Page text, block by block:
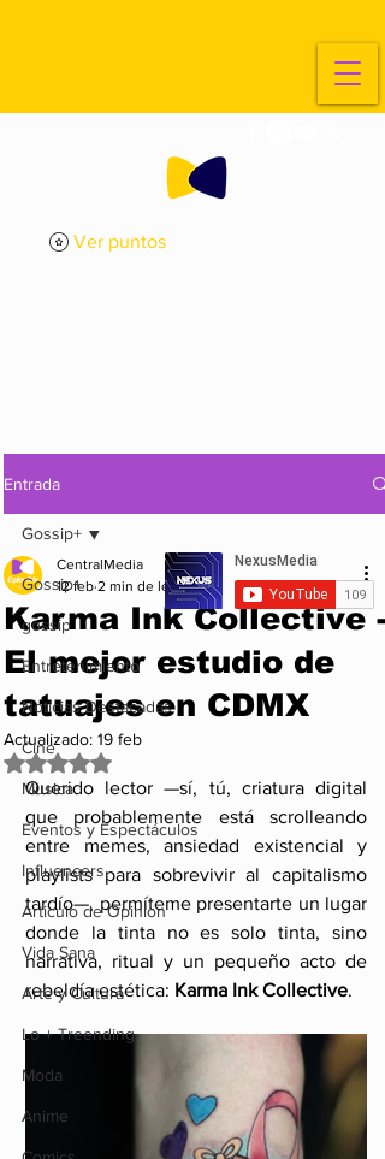
Ver puntos
Entrada
Gossip+
gossip
Entretenimiento
Noticias Destacadas
Cine
Musica
Eventos y Espectáculos
Influencers
Articulo de Opinion
Vida Sana
Arte y Cultura
Lo + Treending
Moda
Anime
Gossip+
Karma Ink Collective -
El mejor estudio de
tatuajes en CDMX
CentralMedia
12 feb 2 min de lectura
Actualizado: 19 feb
Obtuvo NaN de 5 estrellas.
Querido lector —sí, tú, criatura digital
que probablemente está scrolleando
entre memes, ansiedad existencial y
playlists para sobrevivir al capitalismo
tardío—, permíteme presentarte un lugar
donde la tinta no es solo tinta, sino
narrativa, ritual y un pequeño acto de
rebeldía estética: Karma Ink Collective.